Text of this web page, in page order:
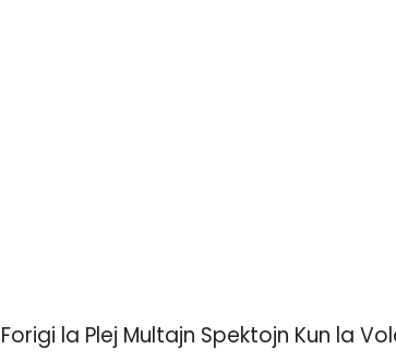
Forigi la Plej Multajn Spektojn Kun la